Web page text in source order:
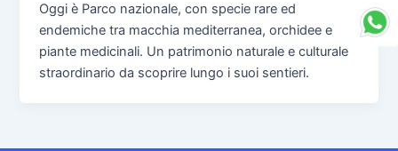
Oggi è Parco nazionale, con specie rare ed
endemiche tra macchia mediterranea, orchidee e
piante medicinali. Un patrimonio naturale e culturale
straordinario da scoprire lungo i suoi sentieri.